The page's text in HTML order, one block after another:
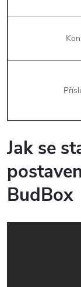
Jak se
BudBox